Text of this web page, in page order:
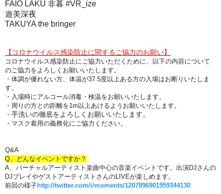
FAIO LAKU 非暮 #VR_ize
遊美深夜
TAKUYA the bringer
【コロナウイルス感染防止に関するご協力のお願い】
コロナウイルス感染防止にご協力いただくために、以下の内容について
のご協力をよろしくお願いいたします。
・体調が優れない方、体温が37.5度以上ある方の入場はお断りいたしま
す。
・入場時にアルコール消毒・検温をお願いいたします。
・周りの方との距離を1m以上あけるようお願いいたします。
・ 手洗いの徹底をよろしくお願いいたします。
・マスク着用の義務化にご協力ください。
Q&A
Q、どんなイベントですか？
A、バーチャルアーティスト楽曲中心の音楽イベントです。出演DJさんの
DJプレイやゲストアーティストさんのLIVEが楽しめます。
前回の様子http://twitter.com/i/moments/1207896901959344130